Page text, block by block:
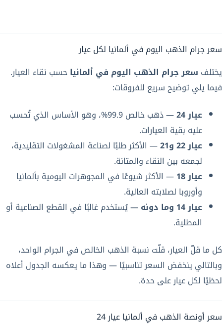
سعر جرام الذهب اليوم في ألمانيا لكل عيار
يختلف سعر جرام الذهب اليوم في ألمانياحسب نقاء العيار.
فيما يلي توضيح سريع للفروقات:
عيار 24
— ذهب خالص 99.9%، وهو الأساس الذي تُحسب
عليه بقية العيارات.
عيار 22 و21
— الأكثر طلبًا لصناعة المشغولات التقليدية،
لجمعه بين النقاء والمتانة.
عيار 18
— الأكثر شيوعًا في المجوهرات اليومية بألمانيا
وأوروبا لصلابته العالية.
عيار 14 وما دونه
— يُستخدم غالبًا في القطع الصناعية أو
المطلية.
كل ما قلّ العيار، قلّت نسبة الذهب الخالص في الجرام الواحد،
وبالتالي ينخفض السعر تناسبيًا — وهذا ما يعكسه الجدول أعلاه
لحظيًا لكل عيار على حدة.
سعر أونصة الذهب في ألمانيا عيار 24